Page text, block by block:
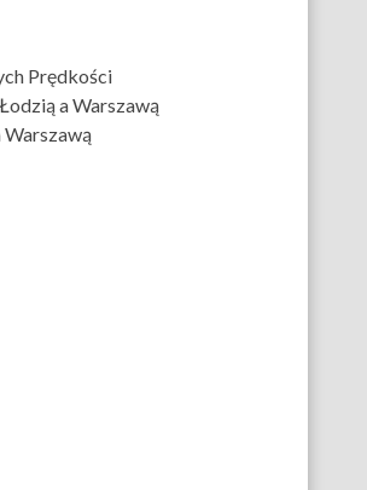
Prędkości
a Warszawą